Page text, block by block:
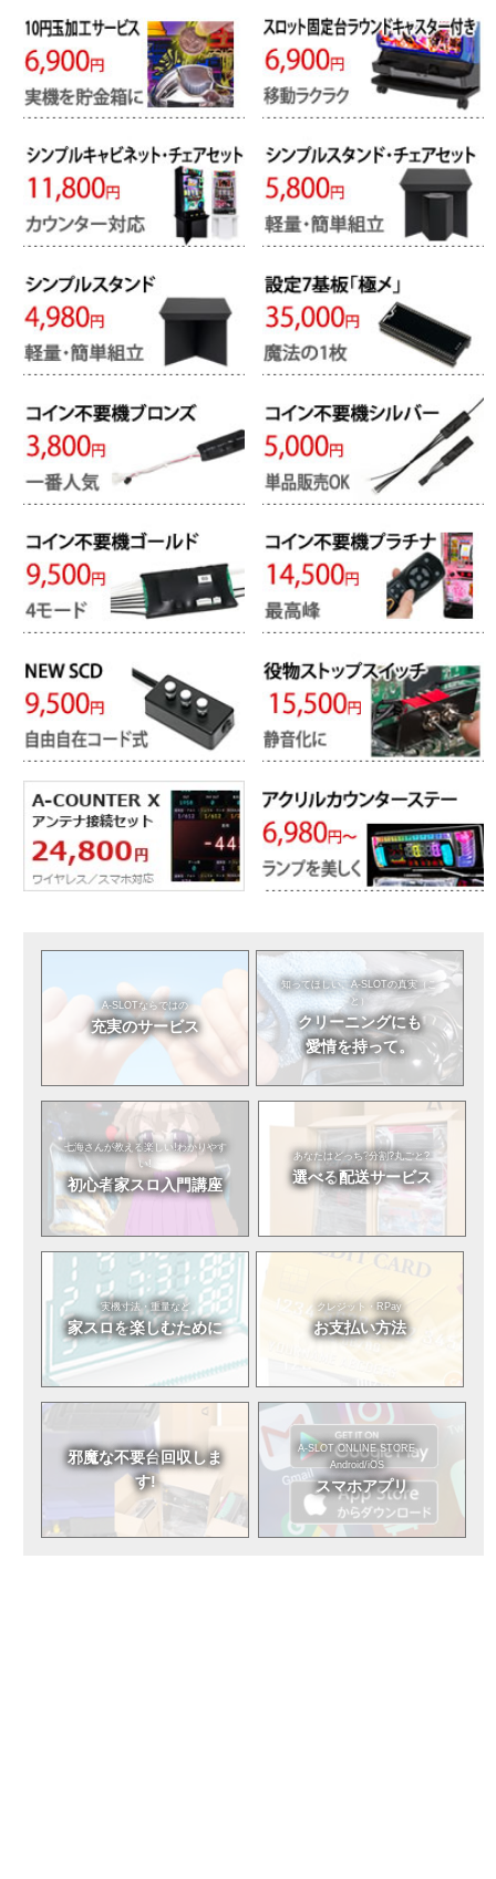
A-SLOTならではの
充実のサービス
知ってほしい。A-SLOTの真実（こ
と）
クリーニングにも
愛情を持って。
七海さんが教える楽しい!わかりやす
い!
初心者家スロ入門講座
あなたはどっち?分割?丸ごと?
選べる配送サービス
実機寸法・重量など
家スロを楽しむために
クレジット・RPay
お支払い方法
邪魔な不要台回収しま
す!
A-SLOT ONLINE STORE
Android/iOS
スマホアプリ